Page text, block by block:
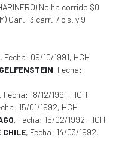
No ha corrido $0
Gan. 13 carr. 7 cls. y 9
, Fecha: 09/10/1991, HCH
, Fecha:
, Fecha: 18/12/1991, HCH
15/01/1992, HCH
, Fecha: 15/02/1992, HCH
CHILE, Fecha: 14/03/1992,